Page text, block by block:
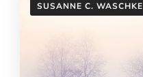
SUSANNE C. WASCHKE